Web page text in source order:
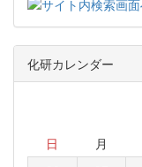
化研カレンダー
日 月